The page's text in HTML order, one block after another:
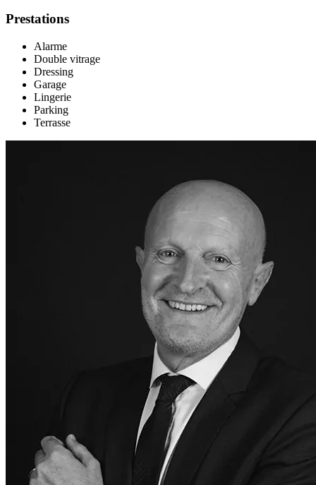
Prestations
Alarme
Double vitrage
Dressing
Garage
Lingerie
Parking
Terrasse